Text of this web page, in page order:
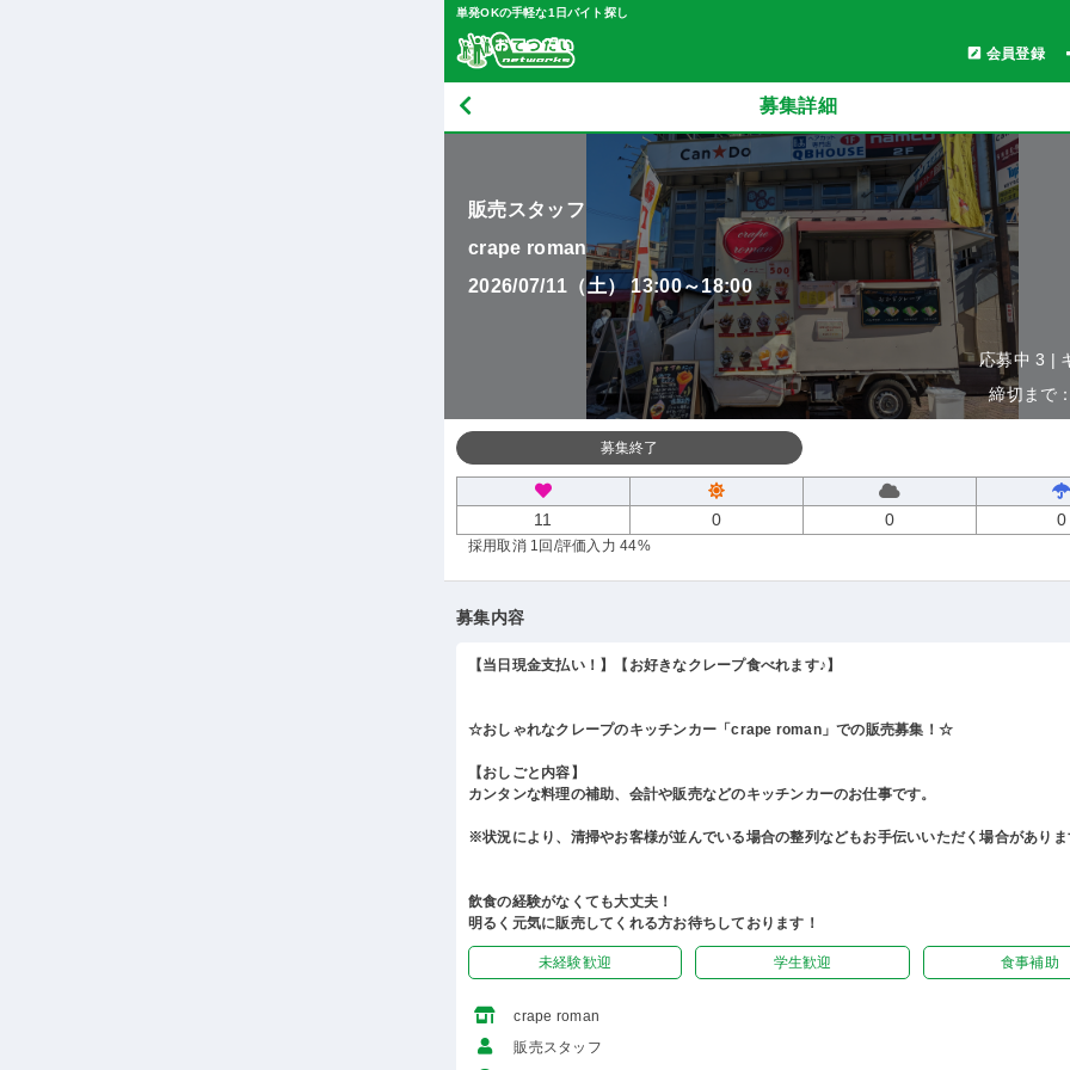
単発OKの手軽な1日バイト探し
会員登録
募集詳細
販売スタッフ
crape roman
2026/07/11（土） 13:00～18:00
応募中 3 |
締切まで
募集終了
11 0 0 0
採用取消 1回 /評価入力 44%
募集内容
【当日現金支払い！】【お好きなクレープ食べれます♪】
☆おしゃれなクレープのキッチンカー「crape roman」での販売募集！☆
【おしごと内容】
カンタンな料理の補助、会計や販売などのキッチンカーのお仕事です。
※状況により、清掃やお客様が並んでいる場合の整列などもお手伝いいただく場合があり
飲食の経験がなくても大丈夫！
明るく元気に販売してくれる方お待ちしております！
未経験歓迎 学生歓迎 食事補助
crape roman
販売スタッフ